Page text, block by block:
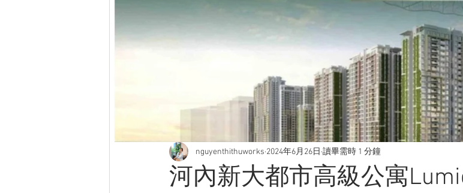
河內新大都市高級公寓
nguyenthithuworks 2024年6月26日 讀畢需時 1 分鐘